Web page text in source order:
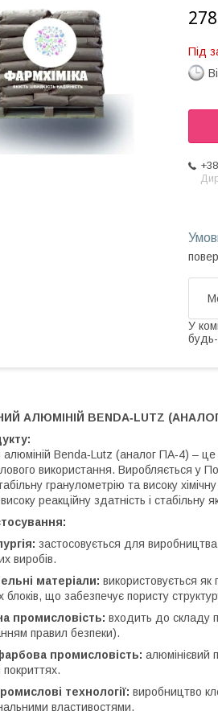
Під
У
АЛЮМІНІЙ BENDA‑LUTZ (АНАЛОГ
Benda‑Lutz (аналог ПА‑4) –
використання. Виробляється у
гранулометрію та високу
реакційну здатність і стабільну
застосовується для виробництва
виробів.
матеріали: використовується
блоків, що забезпечує пористу
промисловість: входить до складу
правил безпеки).
промисловість: алюмінієвий
технології: виробництво
властивостями.